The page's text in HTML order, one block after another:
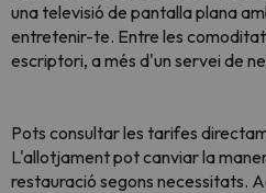
una televisió de pantalla plana
entretenir-te. Entre les
escriptori, a més d'un servei de
Pots consultar les tarifes
L'allotjament pot canviar la
restauració segons necessitats.